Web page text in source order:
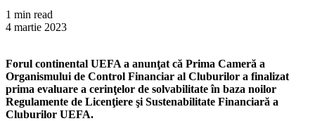
1 min read
4 martie 2023
Forul continental UEFA a anunţat că Prima Cameră a
Organismului de Control Financiar al Cluburilor a finalizat
prima evaluare a cerinţelor de solvabilitate în baza noilor
Regulamente de Licenţiere şi Sustenabilitate Financiară a
Cluburilor UEFA.